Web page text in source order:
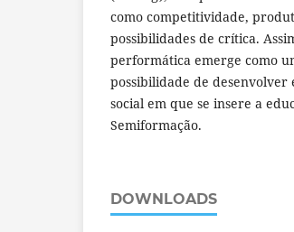
como competitividade,
possibilidades de crítica.
performática emerge como
possibilidade de desenvolver
social em que se insere a
Semiformação.
DOWNLOADS